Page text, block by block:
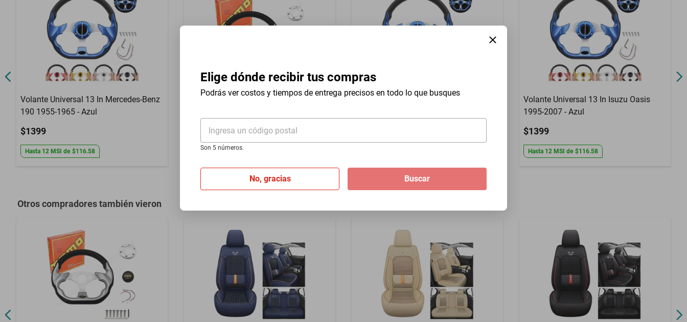
Elige dónde recibir tus compras
Podrás ver costos y tiempos de entrega precisos en todo lo que busques
Ingresa un código postal
Son 5 números.
No, gracias Buscar
Volante Universal 13 In Mercedes-Benz
190 1955-1965 - Azul
$1399
Hasta 12 MSI de $116.58
Volante Universal 13 In Lincoln Mark Vii
$1399
Hasta12 MSIde $116.58
Volante Universal 13 In Lincoln Mark Vi
Volante Universal 13 In Isuzu Oasis
1995-2007 - Azul
$1399
Hasta 12 MSI de $116.58
Otros compradores también vieron